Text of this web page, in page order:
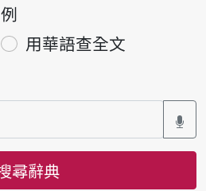
用華語查全文
尋辭典